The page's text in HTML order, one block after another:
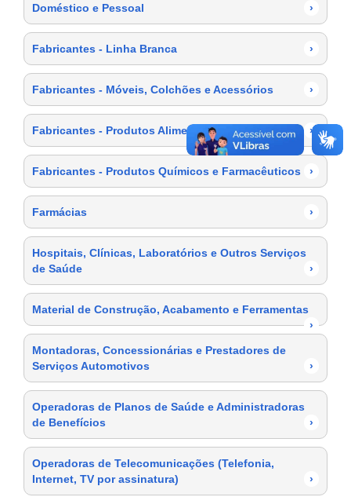
Doméstico e Pessoal
›
Fabricantes - Linha Branca ›
Fabricantes - Móveis, Colchões e Acessórios ›
Fabricantes - Produtos Alimentícios ›
Fabricantes - Produtos Químicos e Farmacêuticos ›
Farmácias ›
Hospitais, Clínicas, Laboratórios e Outros Serviços
de Saúde
›
Material de Construção, Acabamento e Ferramentas
›
Montadoras, Concessionárias e Prestadores de
Serviços Automotivos
›
Operadoras de Planos de Saúde e Administradoras
de Benefícios
›
Operadoras de Telecomunicações (Telefonia,
Internet, TV por assinatura)
›